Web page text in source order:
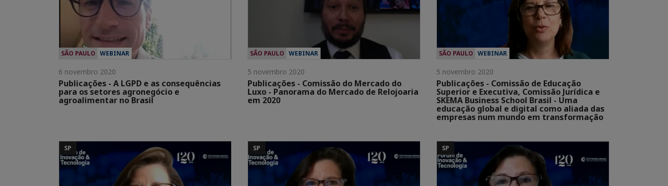
SÃO PAULO WEBINAR
6 novembro 2020
Publicações - A LGPD e as consequências
para os setores agronegócio e
agroalimentar no Brasil
SÃO PAULO WEBINAR
5 novembro 2020
Publicações - Comissão do Mercado do
Luxo - Panorama do Mercado de Relojoaria
em 2020
SÃO PAULO WEBINAR
5 novembro 2020
Publicações - Comissão de Educação
Superior e Executiva, Comissão Jurídica e
SKEMA Business School Brasil - Uma
educação global e digital como aliada das
empresas num mundo em transformação
SP SP SP